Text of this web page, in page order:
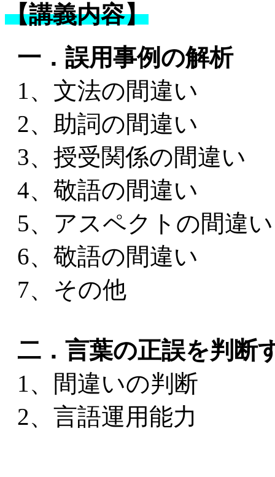
【講義内容】
一．誤用事例の解析
1、文法の間違い
2、助詞の間違い
3、授受関係の間違い
4、敬語の間違い
5、アスペクトの間違い
6、敬語の間違い
7、その他
二．言葉の正誤を判断
1、間違いの判断
2、言語運用能力